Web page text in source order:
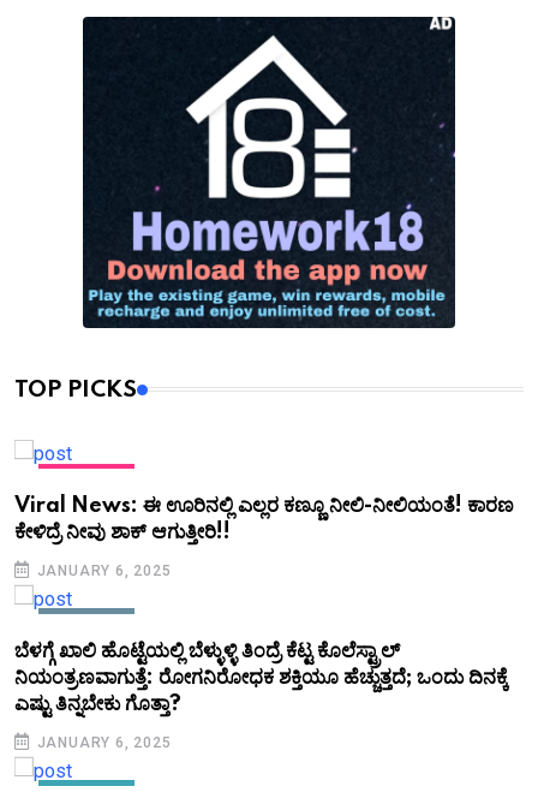
TOP PICKS
Viral News: ಈ ಊರಿನಲ್ಲಿ ಎಲ್ಲರ ಕಣ್ಣೂ ನೀಲಿ-ನೀಲಿಯಂತೆ! ಕಾರಣ
ಕೇಳಿದ್ರೆ ನೀವು ಶಾಕ್ ಆಗುತ್ತೀರಿ!!
JANUARY 6, 2025
ಬೆಳಗ್ಗೆ ಖಾಲಿ ಹೊಟ್ಟೆಯಲ್ಲಿ ಬೆಳ್ಳುಳ್ಳಿ ತಿಂದ್ರೆ ಕೆಟ್ಟ ಕೊಲೆಸ್ಟ್ರಾಲ್
ನಿಯಂತ್ರಣವಾಗುತ್ತೆ: ರೋಗನಿರೋಧಕ ಶಕ್ತಿಯೂ ಹೆಚ್ಚುತ್ತದೆ; ಒಂದು ದಿನಕ್ಕೆ
ಎಷ್ಟು ತಿನ್ನಬೇಕು ಗೊತ್ತಾ?
JANUARY 6, 2025